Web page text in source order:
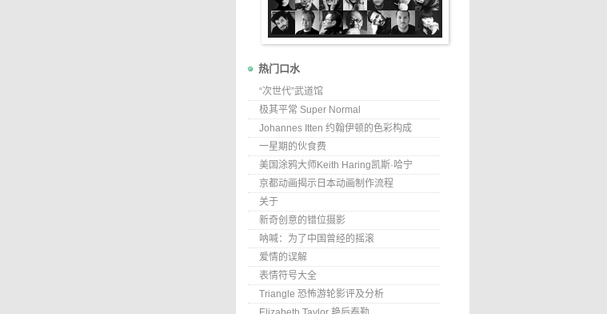
热门口水
“次世代”武道馆
极其平常 Super Normal
Johannes Itten 约翰伊顿的色彩构成
一星期的伙食费
美国涂鸦大师Keith Haring凯斯·哈宁
京都动画揭示日本动画制作流程
关于
新奇创意的错位摄影
呐喊：为了中国曾经的摇滚
爱情的误解
表情符号大全
Triangle 恐怖游轮影评及分析